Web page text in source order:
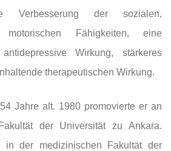
Verbesserung der sozialen,
Fähigkeiten, eine
Wirkung, stärkeres
therapeutischen Wirkung.
Jahre alt. 1980 promovierte er an
der Universität zu Ankara.
in der medizinischen Fakultät der